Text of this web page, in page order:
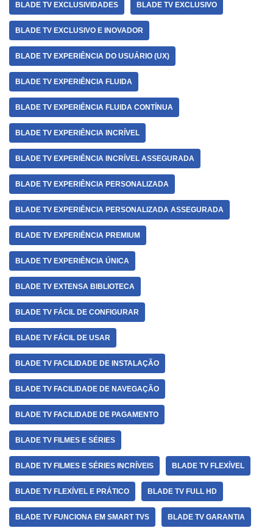
BLADE TV EXCLUSIVIDADES BLADE TV EXCLUSIVO
BLADE TV EXCLUSIVO E INOVADOR
BLADE TV EXPERIÊNCIA DO USUÁRIO (UX)
BLADE TV EXPERIÊNCIA FLUIDA
BLADE TV EXPERIÊNCIA FLUIDA CONTÍNUA
BLADE TV EXPERIÊNCIA INCRÍVEL
BLADE TV EXPERIÊNCIA INCRÍVEL ASSEGURADA
BLADE TV EXPERIÊNCIA PERSONALIZADA
BLADE TV EXPERIÊNCIA PERSONALIZADA ASSEGURADA
BLADE TV EXPERIÊNCIA PREMIUM
BLADE TV EXPERIÊNCIA ÚNICA
BLADE TV EXTENSA BIBLIOTECA
BLADE TV FÁCIL DE CONFIGURAR
BLADE TV FÁCIL DE USAR
BLADE TV FACILIDADE DE INSTALAÇÃO
BLADE TV FACILIDADE DE NAVEGAÇÃO
BLADE TV FACILIDADE DE PAGAMENTO
BLADE TV FILMES E SÉRIES
BLADE TV FILMES E SÉRIES INCRÍVEIS BLADE TV FLEXÍVEL
BLADE TV FLEXÍVEL E PRÁTICO BLADE TV FULL HD
BLADE TV FUNCIONA EM SMART TVS BLADE TV GARANTIA